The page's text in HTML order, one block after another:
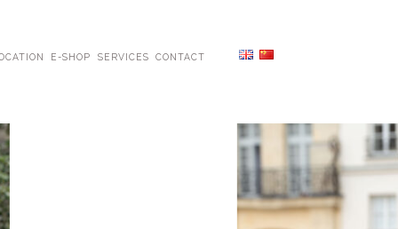
E-SHOP SERVICES CONTACT